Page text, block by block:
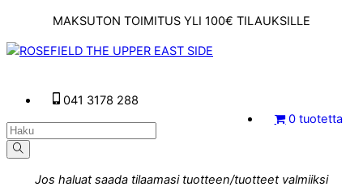
content
MAKSUTON TOIMITUS YLI 100€ TILAUKSILLE
041 3178 288
0 tuotetta
Jos haluat saada tilaamasi tuotteen/tuotteet valmiiksi